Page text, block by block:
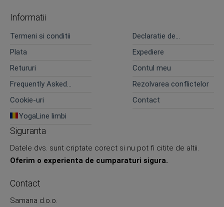
Informatii
Termeni si conditii
Declaratie de
Plata
Expediere
Retururi
Contul meu
Frequently Asked
Rezolvarea conflictelor
Cookie-uri
Contact
YogaLine limbi
Siguranta
Datele dvs. sunt criptate corect si nu pot fi citite de altii.
Oferim o experienta de cumparaturi sigura.
Contact
Samana d.o.o.